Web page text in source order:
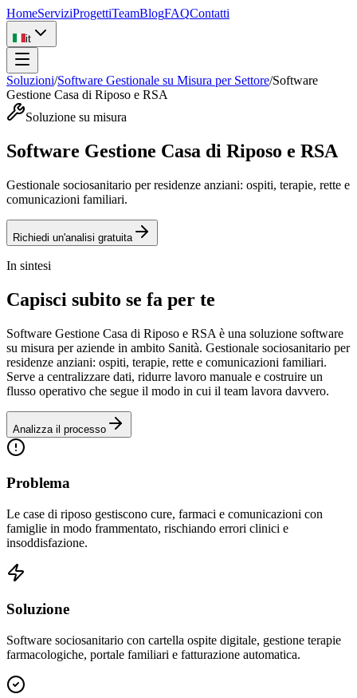
HomeServiziProgettiTeamBlogFAQContatti
it
Soluzioni/Software Gestionale su Misura per Settore/Software
Gestione Casa di Riposo e RSA
Soluzione su misura
Software Gestione Casa di Riposo e RSA
Gestionale sociosanitario per residenze anziani: ospiti, terapie, rette e
comunicazioni familiari.
Richiedi un'analisi gratuita
In sintesi
Capisci subito se fa per te
Software Gestione Casa di Riposo e RSA è una soluzione software
su misura per aziende in ambito Sanità. Gestionale sociosanitario per
residenze anziani: ospiti, terapie, rette e comunicazioni familiari.
Serve a centralizzare dati, ridurre lavoro manuale e costruire un
flusso operativo che segue il modo in cui il team lavora davvero.
Analizza il processo
Problema
Le case di riposo gestiscono cure, farmaci e comunicazioni con
famiglie in modo frammentato, rischiando errori clinici e
insoddisfazione.
Soluzione
Software sociosanitario con cartella ospite digitale, gestione terapie
farmacologiche, portale familiari e fatturazione automatica.